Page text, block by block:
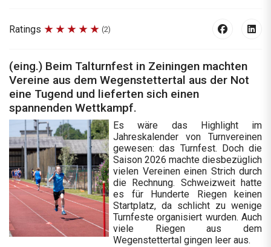
Ratings (2)
(eing.) Beim Talturnfest in Zeiningen machten
Vereine aus dem Wegenstettertal aus der Not
eine Tugend und lieferten sich einen
spannenden Wettkampf.
Es wäre das Highlight im
Jahreskalender von Turnvereinen
gewesen: das Turnfest. Doch die
Saison 2026 machte diesbezüglich
vielen Vereinen einen Strich durch
die Rechnung. Schweizweit hatte
es für Hunderte Riegen keinen
Startplatz, da schlicht zu wenige
Turnfeste organisiert wurden. Auch
viele Riegen aus dem
Wegenstettertal gingen leer aus.